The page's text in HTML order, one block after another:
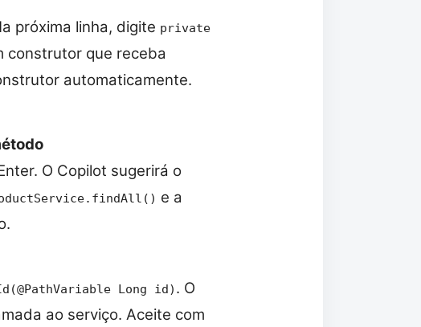
próxima linha, digite private
construtor que receba
automaticamente.
O Copilot sugerirá o
e a
Long id) . O
ao serviço. Aceite com